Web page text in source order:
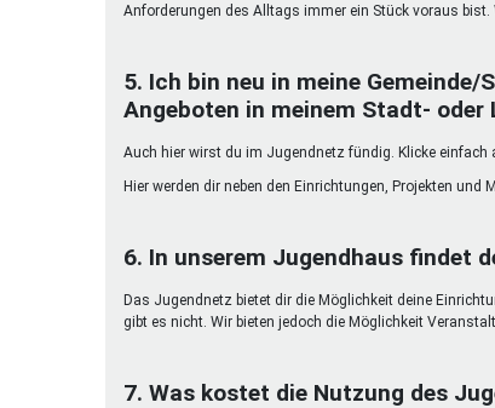
Anforderungen des Alltags immer ein Stück voraus bist.
5. Ich bin neu in meine
Angeboten in meinem Stadt- oder
Auch hier wirst du im Jugendnetz fündig. Klicke einfach
Hier werden dir neben den Einrichtungen, Projekten
6. In unserem Jugendhaus findet
Das Jugendnetz bietet dir die Möglichkeit deine
gibt es nicht. Wir bieten jedoch die Möglichkeit
7. Was kostet die Nutzung des